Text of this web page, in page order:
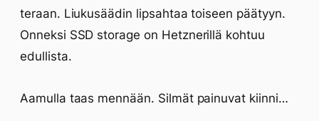
teraan. Liukusäädin lipsahtaa toiseen päätyyn.
Onneksi SSD storage on Hetznerillä kohtuu
edullista.
Aamulla taas mennään. Silmät painuvat kiinni…